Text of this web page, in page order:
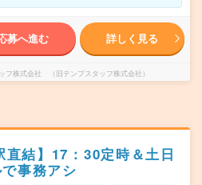
募へ進む 詳しく見る
フ株式会社 （旧テンプスタッフ株式会社）
結】17：30定時＆土日
事務アシ